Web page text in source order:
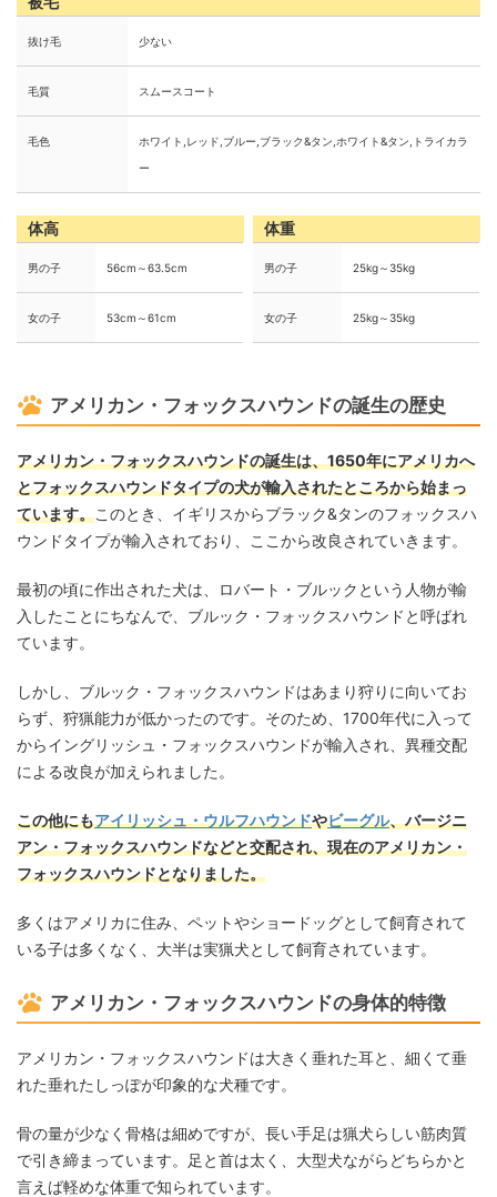
抜け毛 少ない
毛質 スムースコート
毛色
ホワイト,レッド,ブルー,ブラック&タン,ホワイト&タン,トライカラ
ー
体高
男の子 56cm～63.5cm
女の子 53cm～61cm
体重
男の子 25kg～35kg
女の子 25kg～35kg
アメリカン・フォックスハウンドの誕生の歴史
アメリカン・フォックスハウンドの誕生は、1650年にアメリカへ
とフォックスハウンドタイプの犬が輸入されたところから始まっ
ています。このとき、イギリスからブラック&タンのフォックスハ
ウンドタイプが輸入されており、ここから改良されていきます。
最初の頃に作出された犬は、ロバート・ブルックという人物が輸
入したことにちなんで、ブルック・フォックスハウンドと呼ばれ
ています。
しかし、ブルック・フォックスハウンドはあまり狩りに向いてお
らず、狩猟能力が低かったのです。そのため、1700年代に入って
からイングリッシュ・フォックスハウンドが輸入され、異種交配
による改良が加えられました。
この他にもアイリッシュ・ウルフハウンドやビーグル、バージニ
アン・フォックスハウンドなどと交配され、現在のアメリカン・
フォックスハウンドとなりました。
多くはアメリカに住み、ペットやショードッグとして飼育されて
いる子は多くなく、大半は実猟犬として飼育されています。
アメリカン・フォックスハウンドの身体的特徴
アメリカン・フォックスハウンドは大きく垂れた耳と、細くて垂
れた垂れたしっぽが印象的な犬種です。
骨の量が少なく骨格は細めですが、長い手足は猟犬らしい筋肉質
で引き締まっています。足と首は太く、大型犬ながらどちらかと
言えば軽めな体重で知られています。